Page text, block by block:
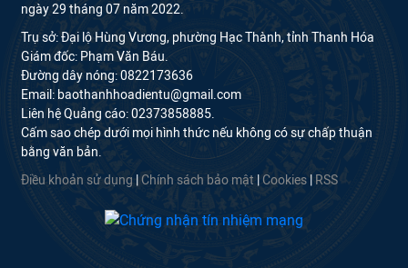
ngày 29 tháng 07 năm 2022.
Trụ sở: Đại lộ Hùng Vương, phường Hạc Thành, tỉnh Thanh Hóa
Giám đốc: Phạm Văn Báu.
Đường dây nóng: 0822173636
Email: baothanhhoadientu@gmail.com
Liên hệ Quảng cáo: 02373858885.
Cấm sao chép dưới mọi hình thức nếu không có sự chấp thuận
bằng văn bản.
Điều khoản sử dụng Chính sách bảo mật Cookies RSS